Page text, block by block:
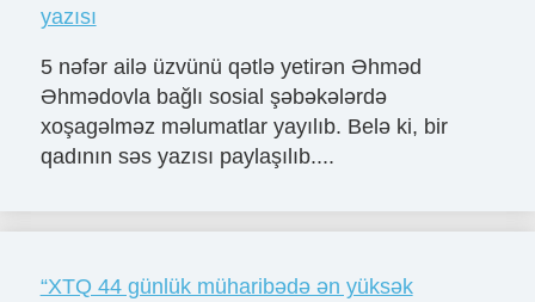
yazısı
5 nəfər ailə üzvünü qətlə yetirən Əhməd
Əhmədovla bağlı sosial şəbəkələrdə
xoşagəlməz məlumatlar yayılıb. Belə ki, bir
qadının səs yazısı paylaşılıb....
“XTQ 44 günlük müharibədə ən yüksək